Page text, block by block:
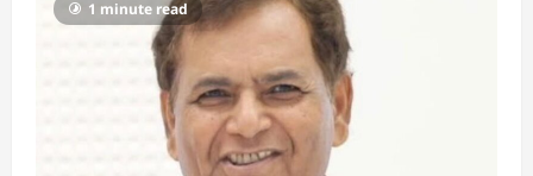
1 minute read